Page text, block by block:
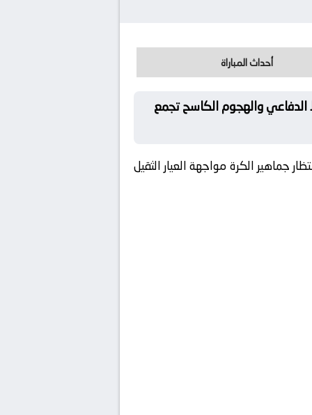
أحداث المباراة
الدفاعي والهجوم الكاسح تجمع
جماهير الكرة مواجهة العيار الثقيل